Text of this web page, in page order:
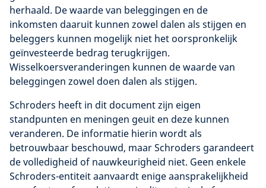
herhaald. De waarde van beleggingen en de
inkomsten daaruit kunnen zowel dalen als stijgen en
beleggers kunnen mogelijk niet het oorspronkelijk
geïnvesteerde bedrag terugkrijgen.
Wisselkoersveranderingen kunnen de waarde van
beleggingen zowel doen dalen als stijgen.
Schroders heeft in dit document zijn eigen
standpunten en meningen geuit en deze kunnen
veranderen. De informatie hierin wordt als
betrouwbaar beschouwd, maar Schroders garandeert
de volledigheid of nauwkeurigheid niet. Geen enkele
Schroders-entiteit aanvaardt enige aansprakelijkheid